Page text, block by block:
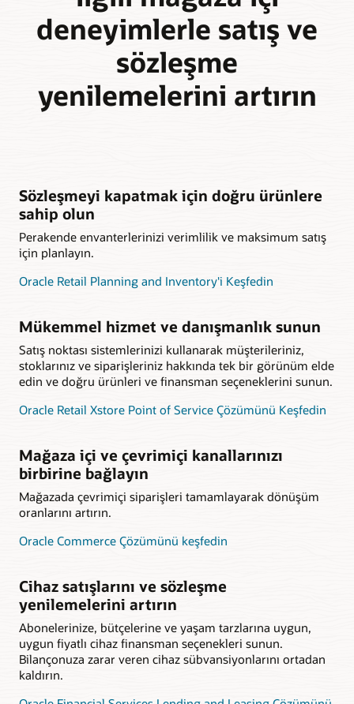
deneyimlerle satış ve
sözleşme
yenilemelerini artırın
Sözleşmeyi kapatmak için doğru ürünlere
sahip olun
Perakende envanterlerinizi verimlilik ve maksimum satış
için planlayın.
Oracle Retail Planning and Inventory'i Keşfedin
Mükemmel hizmet ve danışmanlık sunun
Satış noktası sistemlerinizi kullanarak müşterileriniz,
stoklarınız ve siparişleriniz hakkında tek bir görünüm elde
edin ve doğru ürünleri ve finansman seçeneklerini sunun.
Oracle Retail Xstore Point of Service Çözümünü Keşfedin
Mağaza içi ve çevrimiçi kanallarınızı
birbirine bağlayın
Mağazada çevrimiçi siparişleri tamamlayarak dönüşüm
oranlarını artırın.
Oracle Commerce Çözümünü keşfedin
Cihaz satışlarını ve sözleşme
yenilemelerini artırın
Abonelerinize, bütçelerine ve yaşam tarzlarına uygun,
uygun fiyatlı cihaz finansman seçenekleri sunun.
Bilançonuza zarar veren cihaz sübvansiyonlarını ortadan
kaldırın.